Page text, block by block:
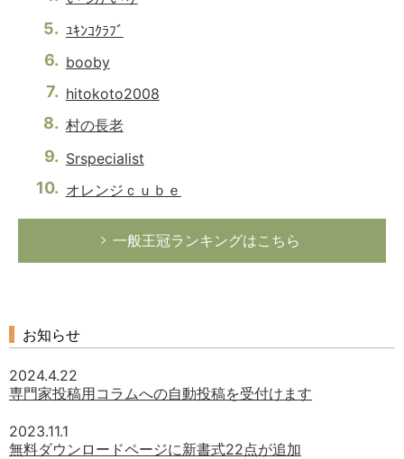
ﾕｷﾝｺｸﾗﾌﾞ
booby
hitokoto2008
村の長老
Srspecialist
オレンジｃｕｂｅ
一般王冠ランキングはこちら
お知らせ
2024.4.22
専門家投稿用コラムへの自動投稿を受付けます
2023.11.1
無料ダウンロードページに新書式22点が追加